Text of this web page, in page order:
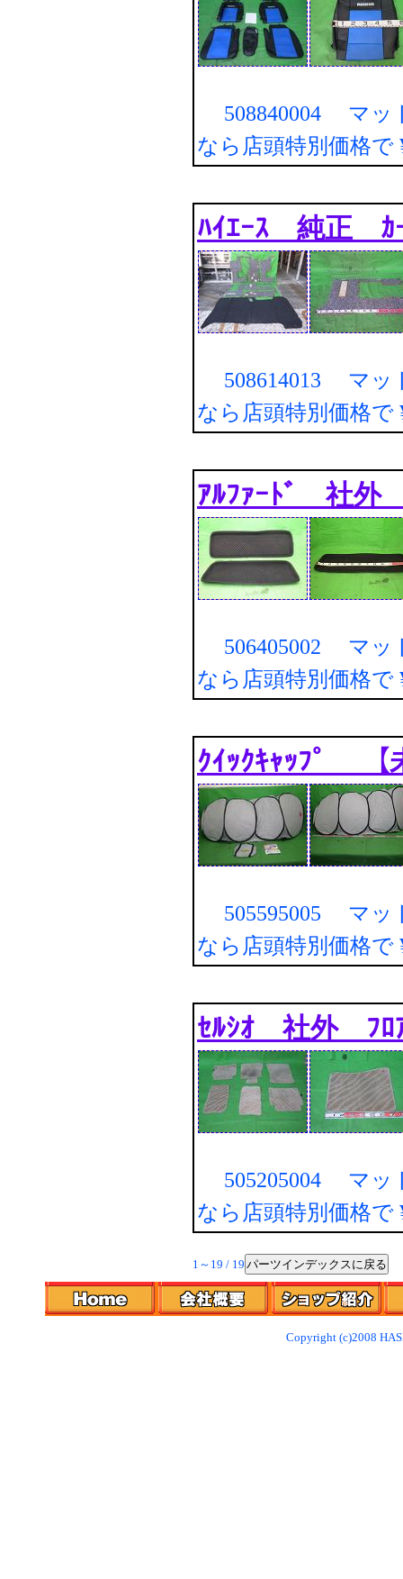
508840004 マッ
なら店頭特別価格で
ﾊｲｴｰｽ 純正 ｶ
508614013 マッ
なら店頭特別価格で
ｱﾙﾌｧｰﾄﾞ 社
506405002 マッ
なら店頭特別価格で
ｸｲｯｸｷｬｯﾌﾟ 【
505595005 マッ
なら店頭特別価格で
ｾﾙｼｵ 社外 ﾌﾛ
505205004 マッ
なら店頭特別価格で
1～19 / 19 パーツインデックスに戻る
Copyright (c)2008